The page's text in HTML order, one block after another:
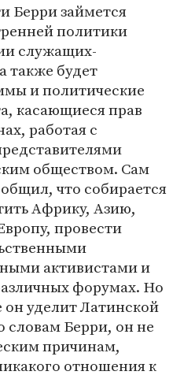
Берри займется
политики
служащих-
также будет
и политические
касающиеся прав
работая с
обществом. Сам
что собирается
Африку, Азию,
провести
активистами и
форумах. Но
уделит Латинской
Берри, он не
причинам,
отношения к